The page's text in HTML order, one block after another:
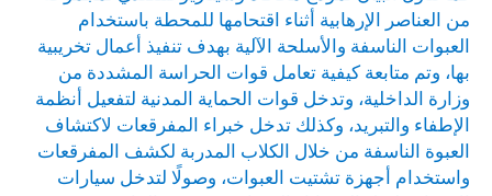
من العناصر الإرهابية أثناء اقتحامها للمحطة باستخدام
العبوات الناسفة والأسلحة الآلية بهدف تنفيذ أعمال تخريبية
بها، وتم متابعة كيفية تعامل قوات الحراسة المشددة من
وزارة الداخلية، وتدخل قوات الحماية المدنية لتفعيل أنظمة
الإطفاء والتبريد، وكذلك تدخل خبراء المفرقعات لاكتشاف
العبوة الناسفة من خلال الكلاب المدربة لكشف المفرقعات
واستخدام أجهزة تشتيت العبوات، وصولًا لتدخل سيارات